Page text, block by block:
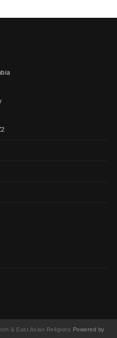
& East Asian Religions Powered by